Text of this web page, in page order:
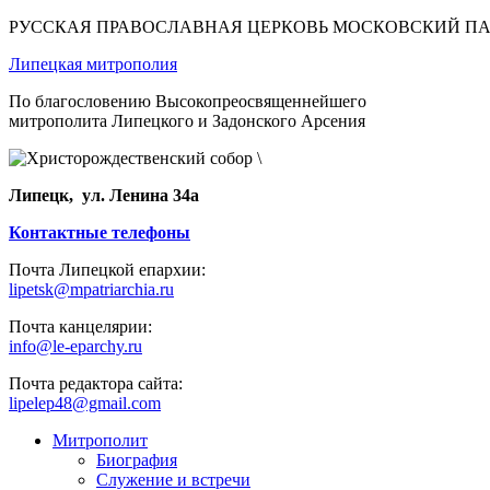
РУССКАЯ ПРАВОСЛАВНАЯ ЦЕРКОВЬ МОСКОВСКИЙ
Липецкая митрополия
По благословению Высокопреосвященнейшего
митрополита Липецкого и Задонского Арсения
Липецк, ул. Ленина 34а
Контактные телефоны
Почта Липецкой епархии:
lipetsk@mpatriarchia.ru
Почта канцелярии:
info@le-eparchy.ru
Почта редактора сайта:
lipelep48@gmail.com
Митрополит
Биография
Служение и встречи